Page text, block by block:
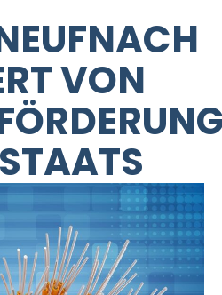
VON